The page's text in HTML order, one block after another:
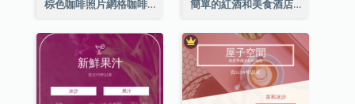
棕色咖啡照片網格咖啡店菜單 簡單的紅酒和美食酒店餐廳菜單